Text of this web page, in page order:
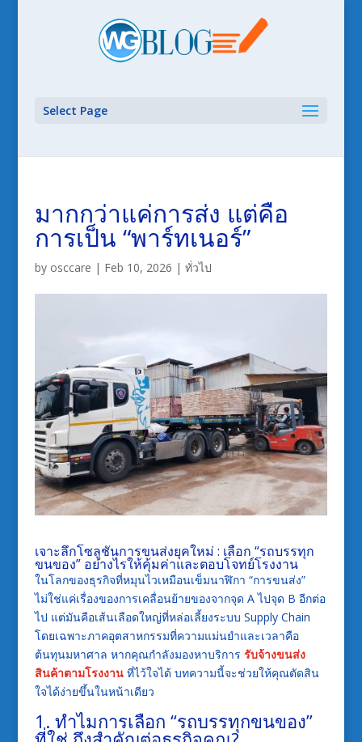
Select Page
มากกว่าแค่การส่ง แต่คือ
การเป็น “พาร์ทเนอร์”
by osccare | Feb 10, 2026 | ทั่วไป
เจาะลึกโซลูชันการขนส่งยุคใหม่ : เลือก “รถบรรทุก
ขนของ” อย่างไรให้คุ้มค่าและตอบโจทย์โรงงาน
ในโลกของธุรกิจที่หมุนไวเหมือนเข็มนาฬิกา “การขนส่ง”
ไม่ใช่แค่เรื่องของการเคลื่อนย้ายของจากจุด A ไปจุด B อีกต่อ
ไป แต่มันคือเส้นเลือดใหญ่ที่หล่อเลี้ยงระบบ Supply Chain
โดยเฉพาะภาคอุตสาหกรรมที่ความแม่นยำและเวลาคือ
ต้นทุนมหาศาล หากคุณกำลังมองหาบริการ รับจ้างขนส่ง
สินค้าตามโรงงาน ที่ไว้ใจได้ บทความนี้จะช่วยให้คุณตัดสิน
ใจได้ง่ายขึ้นในหน้าเดียว
1. ทำไมการเลือก “รถบรรทุกขนของ”